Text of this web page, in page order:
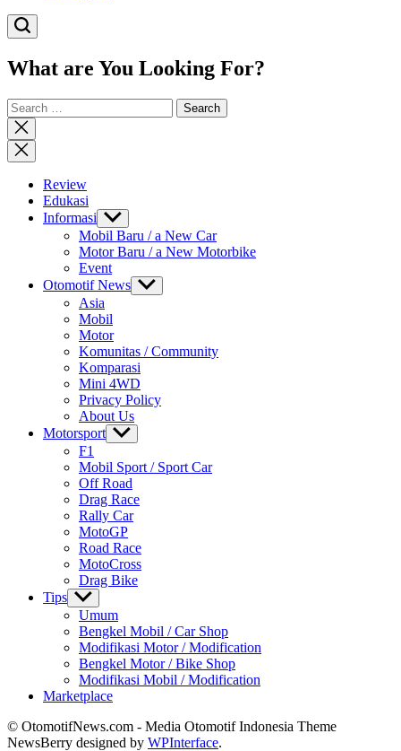
What are You Looking For?
Search
for:
Close
search
Review
Edukasi
Informasi Show
sub
menu
Mobil Baru / a New Car
Motor Baru / a New Motorbike
Event
Otomotif News Show
sub
Asia
Mobil
Motor
Komunitas / Community
Komparasi
Mini 4WD
Privacy Policy
About Us
Motorsport Show
sub
menu
F1
Mobil Sport / Sport Car
Off Road
Drag Race
Rally Car
MotoGP
Road Race
MotoCross
Drag Bike
Tips Show
sub
menu
Umum
Bengkel Mobil / Car Shop
Modifikasi Motor / Modification
Bengkel Motor / Bike Shop
Modifikasi Mobil / Modification
Marketplace
© OtomotifNews.com - Media Otomotif Indonesia Theme
NewsBerry designed by WPInterface.